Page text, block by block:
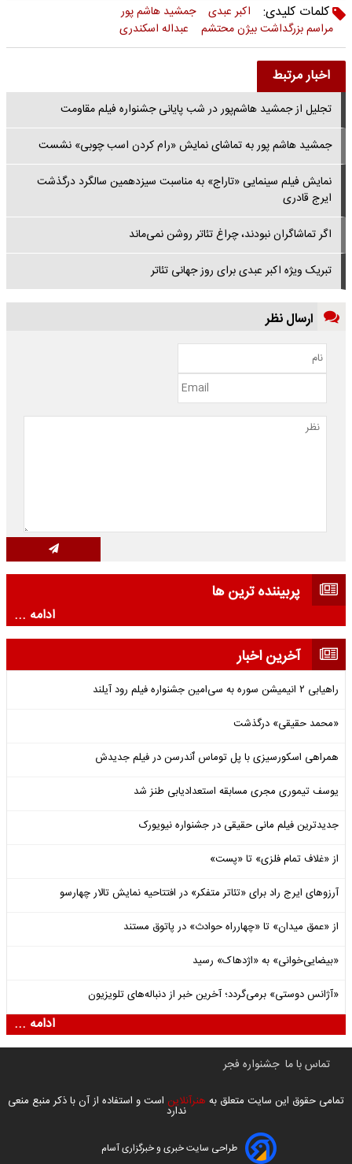
کلمات کلیدی:
اکبر عبدی
جمشید هاشم پور
مراسم بزرگداشت بیژن محتشم
عبداله اسکندری
اخبار مرتبط
تجلیل از جمشید هاشم‌پور در شب پایانی جشنواره فیلم مقاومت
جمشید هاشم پور به تماشای نمایش «رام کردن اسب چوبی» نشست
نمایش فیلم سینمایی «تاراج» به مناسبت سیزدهمین سالگرد درگذشت
ایرج قادری
اگر تماشاگران نبودند، چراغ تئاتر روشن نمی‌ماند
تبریک ویژه اکبر عبدی برای روز جهانی تئاتر
ارسال نظر
پربیننده ترین ها
ادامه ...
آخرین اخبار
راهیابی ۲ انیمیشن سوره به سی‌امین جشنواره فیلم رود آیلند
«محمد حقیقی» درگذشت
همراهی اسکورسیزی با پل توماس ٱندرسن در فیلم جدیدش
یوسف تیموری مجری مسابقه استعدادیابی طنز شد
جدیدترین فیلم مانی حقیقی در جشنواره نیویورک
از «غلاف تمام فلزی» تا «پست»
آرزوهای ایرج راد برای «تئاتر متفکر» در افتتاحیه نمایش تالار چهارسو
از «عمق میدان» تا «چهارراه حوادث» در پاتوق مستند
«بیضایی‌خوانی» به «اژدهاک» رسید
«آژانس دوستی» برمی‌گردد؛ آخرین خبر از دنباله‌های تلویزیون
ادامه ...
تماس با ما جشنواره فجر
تمامی حقوق این سایت متعلق به هنرآنلاین است و استفاده از آن با ذکر منبع منعی
ندارد
طراحی سایت خبری و خبرگزاری آسام